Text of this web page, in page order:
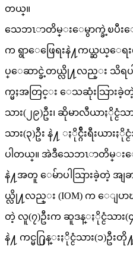
တယ္။
သေဘၤာတိမ္းေမွာက္ခဲ့ၿပီးေ
က ရွာေဖြေရးနဲ႔ကယ္ဆယ္ေရ
ပ္ေဆာင္ခဲ့တယ္လို႔လည္း သိရ
က္မႈအတြင္း ေသဆုံးသြားခဲ့
သား(၂၉)ဦး၊ ဆိုမာလီယာႏိုင္ငံသာ
သား(၃)ဦး နဲ႔ ႏိုင္ဂ်ီးရီးယားႏို
ပါတယ္။ အဲဒီသေဘၤာတိမ္းေ
နဲ႔အတူ ေမ်ာပါသြားခဲ့တဲ့ အျခ
ယ္လို႔လည္း (IOM) က ေျပာၾ
တဲ့ လူ(၇)ဦးက ဆူဒန္ႏိုင္ငံသား(၄)ဦ
နဲ႔ ကင္မ႐ြန္းႏိုင္ငံသား(၁)ဦး